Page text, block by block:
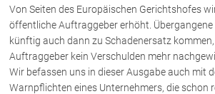
Download
Die Österreichischen Rechtsanwälte
Von Seiten des Europäischen Gerichtshofes
öffentliche Auftraggeber erhöht. Übergangene
künftig auch dann zu Schadenersatz
Auftraggeber kein Verschulden mehr
Wir befassen uns in dieser Ausgabe auch mit
Warnpflichten eines Unternehmers, die schon